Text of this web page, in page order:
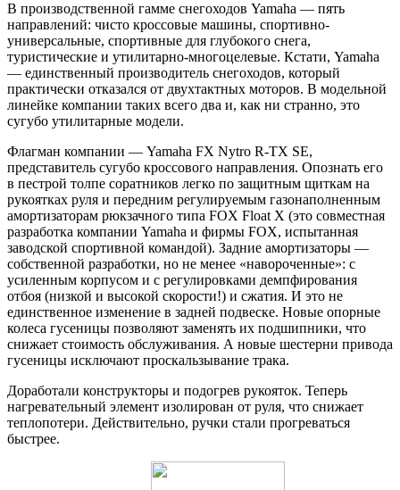
В производственной гамме снегоходов Yamaha — пять
направлений: чисто кроссовые машины, спортивно-
универсальные, спортивные для глубокого снега,
туристические и утилитарно-многоцелевые. Кстати, Yamaha
— единственный производитель снегоходов, который
практически отказался от двухтактных моторов. В модельной
линейке компании таких всего два и, как ни странно, это
сугубо утилитарные модели.
Флагман компании — Yamaha FX Nytro R-TX SE,
представитель сугубо кроссового направления. Опознать его
в пестрой толпе соратников легко по защитным щиткам на
рукоятках руля и передним регулируемым газонаполненным
амортизаторам рюкзачного типа FOX Float X (это совместная
разработка компании Yamaha и фирмы FOX, испытанная
заводской спортивной командой). Задние амортизаторы —
собственной разработки, но не менее «навороченные»: с
усиленным корпусом и с регулировками демпфирования
отбоя (низкой и высокой скорости!) и сжатия. И это не
единственное изменение в задней подвеске. Новые опорные
колеса гусеницы позволяют заменять их подшипники, что
снижает стоимость обслуживания. А новые шестерни привода
гусеницы исключают проскальзывание трака.
Доработали конструкторы и подогрев рукояток. Теперь
нагревательный элемент изолирован от руля, что снижает
теплопотери. Действительно, ручки стали прогреваться
быстрее.